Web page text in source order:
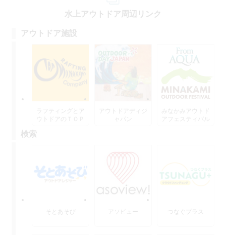
水上アウトドア周辺リンク
アウトドア施設
ラフティングとア
ウトドアのＴＯＰ
アウトドアディジ
みなかみアウトド
アフェスティバル
検索
そとあそび アソビュー つなぐプラス